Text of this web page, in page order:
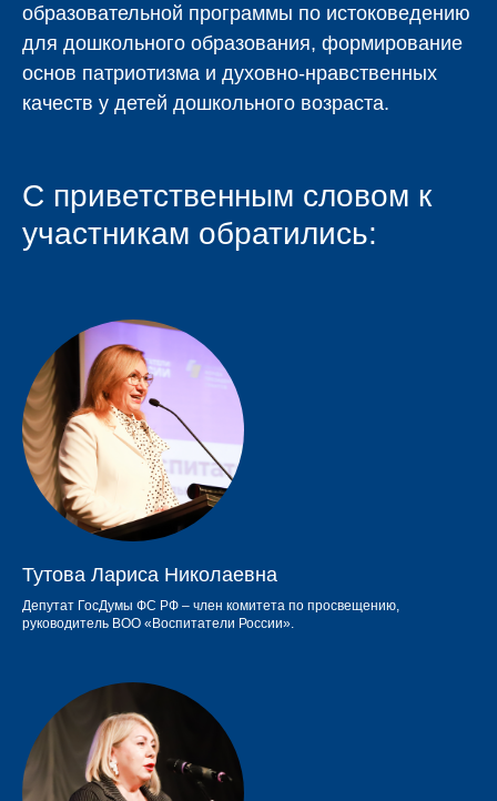
образовательной программы по истоковедению
для дошкольного образования, формирование
основ патриотизма и духовно-нравственных
качеств у детей дошкольного возраста.
С приветственным словом к
участникам обратились:
Тутова Лариса Николаевна
Депутат ГосДумы ФС РФ – член комитета по просвещению,
руководитель ВОО «Воспитатели России».